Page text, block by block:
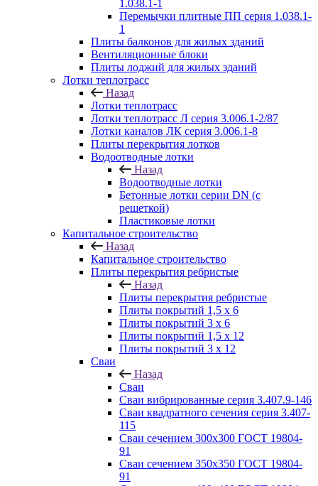
1.038.1-1
Перемычки плитные ПП серия 1.038.1-
1
Плиты балконов для жилых зданий
Вентиляционные блоки
Плиты лоджий для жилых зданий
Лотки теплотрасс
Назад
Лотки теплотрасс
Лотки теплотрасс Л серия 3.006.1-2/87
Лотки каналов ЛК серия 3.006.1-8
Плиты перекрытия лотков
Водоотводные лотки
Назад
Водоотводные лотки
Бетонные лотки серии DN (с
решеткой)
Пластиковые лотки
Капитальное строительство
Назад
Капитальное строительство
Плиты перекрытия ребристые
Назад
Плиты перекрытия ребристые
Плиты покрытий 1,5 x 6
Плиты покрытий 3 x 6
Плиты покрытий 1,5 x 12
Плиты покрытий 3 x 12
Сваи
Назад
Сваи
Сваи вибрированные серия 3.407.9-146
Сваи квадратного сечения серия 3.407-
115
Сваи сечением 300х300 ГОСТ 19804-
91
Сваи сечением 350х350 ГОСТ 19804-
91